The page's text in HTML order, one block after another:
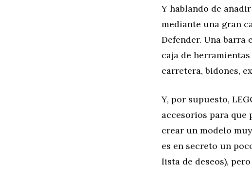
Y hablando de
mediante una gran
Defender. Una barra
caja de
carretera, bidones,
Y, por supuesto,
accesorios para que
crear un modelo
es en secreto un
lista de deseos),